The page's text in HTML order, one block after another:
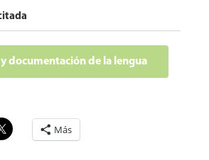
documentación de la lengua
Más